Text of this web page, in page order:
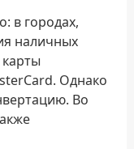
в городах,
наличных
Однако
Во